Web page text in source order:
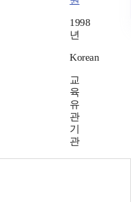
1998
년
Korean
교
육
유
관
기
관